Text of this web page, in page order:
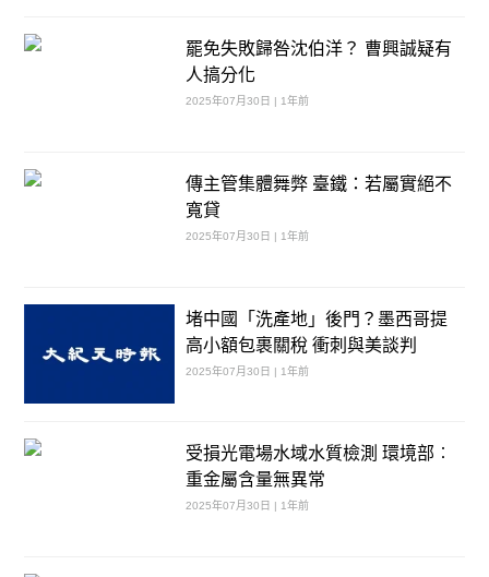
罷免失敗歸咎沈伯洋？ 曹興誠疑有
人搞分化
2025年07月30日 | 1年前
傳主管集體舞弊 臺鐵：若屬實絕不
寬貸
2025年07月30日 | 1年前
堵中國「洗產地」後門？墨西哥提
高小額包裹關稅 衝刺與美談判
2025年07月30日 | 1年前
受損光電場水域水質檢測 環境部︰
重金屬含量無異常
2025年07月30日 | 1年前